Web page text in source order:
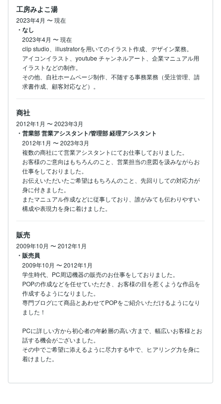
工房みよこ湯
2023年4月 〜現在
・なし
2023年4月 〜現在
clip studio、illustratorを用いてのイラスト作成、デザイン業務。
アイコンイラスト、youtube チャンネルアート、企業マニュアル用
イラストなどの制作。
その他、自社ホームページ制作、不随する事務業務（受注管理、請
求書作成、顧客対応など）。
商社
2012年1月 〜2023年3月
・営業部 営業アシスタント/管理部 経理アシスタント
2012年1月 〜2023年3月
複数の商社にて営業アシスタントにてお仕事しておりました。
お客様のご意向はもちろんのこと、営業担当の意図を汲みながらお
仕事をしておりました。
お伝えいただいたご希望はもちろんのこと、先回りしての対応力が
身に付きました。
またマニュアル作成などに従事しており、誰がみても伝わりやすい
構成や表現力を身に着けました。
販売
2009年10月 〜2012年1月
・販売員
2009年10月 〜2012年1月
学生時代、PC周辺機器の販売のお仕事をしておりました。
POPの作成などを任せていただき、お客様の目を惹くような作品を
作成するようになりました。
専門ブログにて商品とあわせてPOPをご紹介いただけるようになり
ました！
PCに詳しい方から初心者の年齢層の高い方まで、幅広いお客様とお
話する機会がございました。
その中でご希望に添えるように尽力する中で、ヒアリング力を身に
着けました。